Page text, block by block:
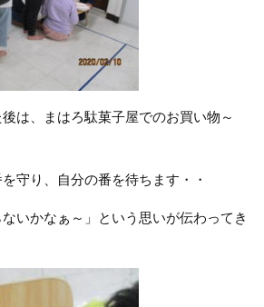
後は、まはろ駄菓子屋でのお買い物～
守り、自分の番を待ちます・・
ないかなぁ～」という思いが伝わってき